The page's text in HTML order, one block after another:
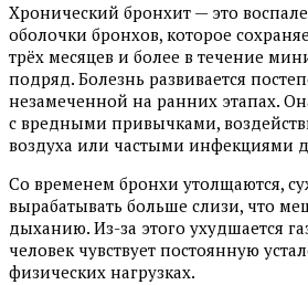
Хронический бронхит — это
оболочки бронхов, которое
трёх месяцев и более в течение
подряд. Болезнь развивается
незамеченной на ранних этапах.
с вредными привычками,
воздуха или частыми инфекциями
Со временем бронхи утолщаются,
вырабатывать больше слизи, что
дыханию. Из-за этого ухудшается
человек чувствует постоянную
физических нагрузках.